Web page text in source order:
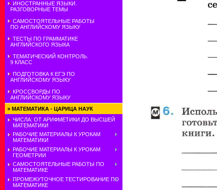
ИНОСТРАННЫЕ ЯЗЫКИ.
РАЗГОВОРНЫЕ ТЕМЫ
САМОСТОЯТЕЛЬНЫЕ РАБОТЫ
ПО АНГЛИЙСКОМУ ЯЗЫКУ
ТЕСТЫ ПО ГРАММАТИКЕ
АНГЛИЙСКОГО ЯЗЫКА
ТЕМАТИЧЕСКИЙ КОНТРОЛЬ.
9 КЛАСС
ПОДГОТОВКА К ЕГЭ ПО
АНГЛИЙСКОМУ ЯЗЫКУ
КРОССВОРДЫ ПО
АНГЛИЙСКОМУ ЯЗЫКУ
» МАТЕМАТИКА - ЦАРИЦА НАУК
ЧИСЛА: ОТ АРИФМЕТИКИ ДО ВЫСШЕЙ
МАТЕМАТИКИ
РАБОЧИЕ МАТЕРИАЛЫ К УРОКАМ
МАТЕМАТИКИ
РАБОЧИЕ МАТЕРИАЛЫ К УРОКАМ
ГЕОМЕТРИИ
САМОСТОЯТЕЛЬНЫЕ РАБОТЫ ПО
МАТЕМАТИКЕ
ПРОМЕЖУТОЧНОЕ ТЕСТИРОВАНИЕ ПО
МАТЕМАТИКЕ